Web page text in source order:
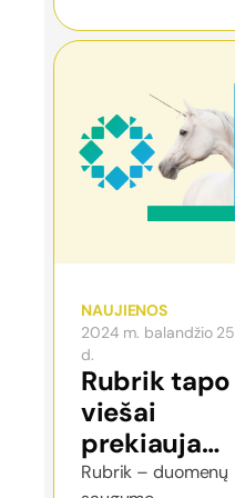
mokymo įrankių
NAUJIENOS
2024 m. balandžio 25
d.
Rubrik tapo
viešai
prekiaujama
bendrove
Rubrik – duomenų